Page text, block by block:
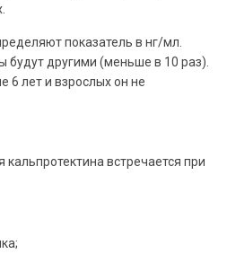
показатель в нг/мл.
другими (меньше в 10 раз).
6 лет и взрослых он не
встречается при